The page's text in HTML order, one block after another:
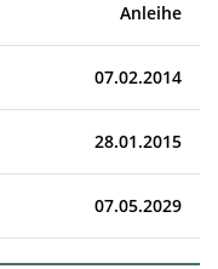
Anleihe
07.02.2014
28.01.2015
07.05.2029